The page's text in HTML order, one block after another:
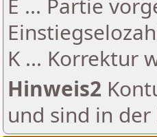
E ... Partie
K ... Korrektur
Hinweis2
und sind in